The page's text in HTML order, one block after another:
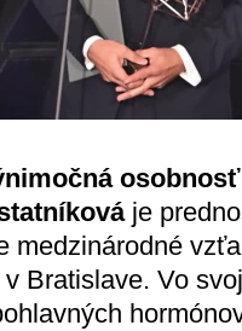
je
medzinárodné
Bratislave. Vo